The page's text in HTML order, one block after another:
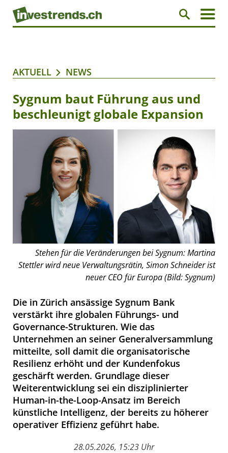
AKTUELL NEWS
Sygnum baut Führung aus und
beschleunigt globale Expansion
Stehen für die Veränderungen bei Sygnum: Martina
Stettler wird neue Verwaltungsrätin, Simon Schneider ist
neuer CEO für Europa (Bild: Sygnum)
Die in Zürich ansässige Sygnum Bank
verstärkt ihre globalen Führungs- und
Governance-Strukturen. Wie das
Unternehmen an seiner Generalversammlung
mitteilte, soll damit die organisatorische
Resilienz erhöht und der Kundenfokus
geschärft werden. Grundlage dieser
Weiterentwicklung sei ein disziplinierter
Human-in-the-Loop-Ansatz im Bereich
künstliche Intelligenz, der bereits zu höherer
operativer Effizienz geführt habe.
28.05.2026, 15:23 Uhr